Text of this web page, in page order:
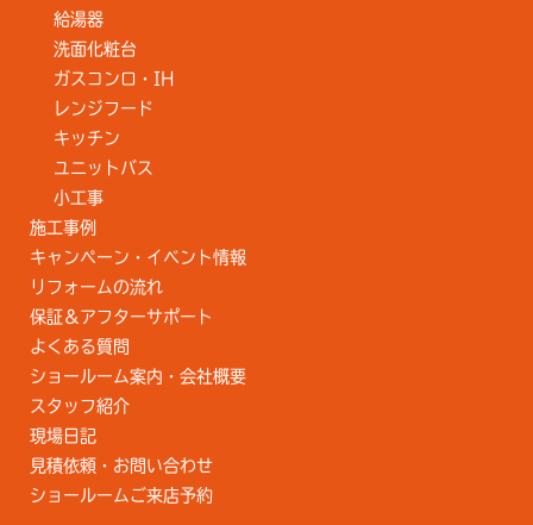
給湯器
洗面化粧台
ガスコンロ・IH
レンジフード
キッチン
ユニットバス
小工事
施工事例
キャンペーン・イベント情報
リフォームの流れ
保証＆アフターサポート
よくある質問
ショールーム案内・会社概要
スタッフ紹介
現場日記
見積依頼・お問い合わせ
ショールームご来店予約